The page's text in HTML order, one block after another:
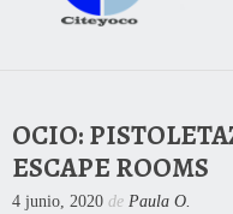
OCIO:
ESCAPE ROOMS
4 junio, 2020 de Paula O.